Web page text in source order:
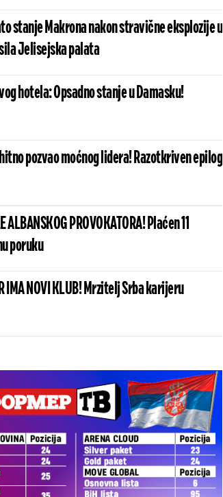
stanje Makrona nakon stravične eksplozije u
Jelisejska palata
hotela: Opsadno stanje u Damasku!
pozvao moćnog lidera! Razotkriven epilog
ALBANSKOG PROVOKATORA! Plaćen 11
poruku
IMA NOVI KLUB! Mrzitelj Srba karijeru